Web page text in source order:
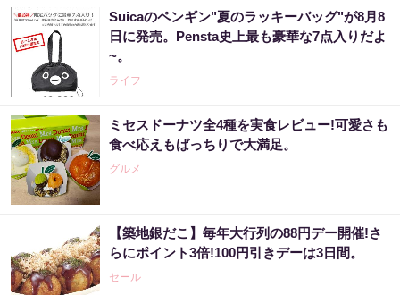
Suicaのペンギン"夏のラッキーバッグ"が8月8
日に発売。Pensta史上最も豪華な7点入りだよ
~。
ライフ
ミセスドーナツ全4種を実食レビュー!可愛さも
食べ応えもばっちりで大満足。
グルメ
【築地銀だこ】毎年大行列の88円デー開催!さ
らにポイント3倍!100円引きデーは3日間。
セール